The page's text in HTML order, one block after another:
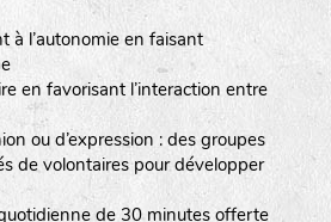
à l’autonomie en faisant
en favorisant l’interaction entre
ou d’expression : des groupes
de volontaires pour développer
de 30 minutes offerte